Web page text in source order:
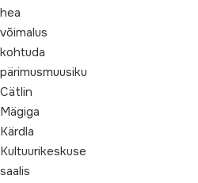
hea
võimalus
kohtuda
pärimusmuusiku
Cätlin
Mägiga
Kärdla
Kultuurikeskuse
saalis